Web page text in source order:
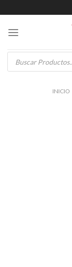
to
content
Products
search
INICIO